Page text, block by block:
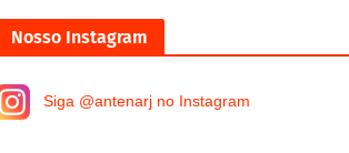
Nosso Instagram
Siga @antenarj no Instagram